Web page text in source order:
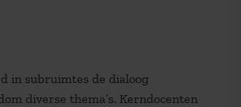
in subruimtes de dialoog
diverse thema’s. Kerndocenten